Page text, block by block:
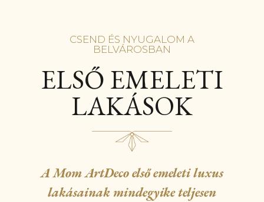
CSEND ÉS NYUGALOM A
BELVÁROSBAN
ELSŐ EMELETI
LAKÁSOK
A Mom ArtDeco első emeleti luxus
lakásainak mindegyike teljesen